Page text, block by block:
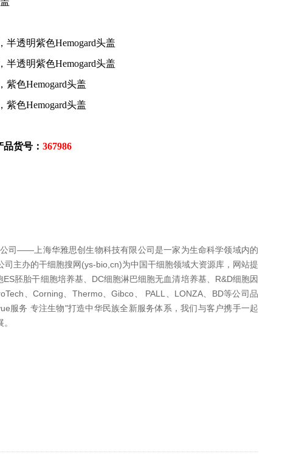
透明紫色Hemogard头盖
透明紫色Hemogard头盖
色Hemogard头盖
色Hemogard头盖
货号： 367986
司——上海华雅思创生物科技有限公司是一家为生命科学领域内的
主办的干细胞搜网(ys-bio,cn)为中国干细胞领域大资源库，网站提
胚胎干细胞培养基、DC细胞淋巴细胞无血清培养基、R&D细胞因
、Corning、Thermo、Gibco、 PALL、LONZA、BD等公司品
服务 专注生物"打造中华民族全新服务体系，我们与客户携手一起